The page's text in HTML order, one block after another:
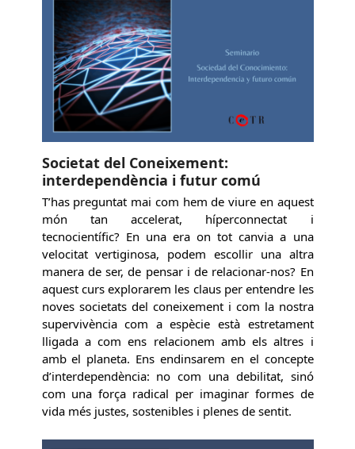
Societat del Coneixement:
interdependència i futur comú
T’has preguntat mai com hem de viure en aquest
món tan accelerat, híperconnectat i
tecnocientífic? En una era on tot canvia a una
velocitat vertiginosa, podem escollir una altra
manera de ser, de pensar i de relacionar-nos? En
aquest curs explorarem les claus per entendre les
noves societats del coneixement i com la nostra
supervivència com a espècie està estretament
lligada a com ens relacionem amb els altres i
amb el planeta. Ens endinsarem en el concepte
d’interdependència: no com una debilitat, sinó
com una força radical per imaginar formes de
vida més justes, sostenibles i plenes de sentit.